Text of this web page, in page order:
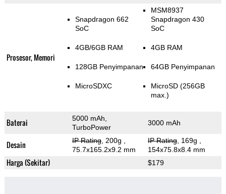
Prosesor, Memori
Snapdragon 662
SoC
4GB/6GB RAM
128GB Penyimpanan
MicroSDXC
MSM8937
Snapdragon 430
SoC
4GB RAM
64GB Penyimpanan
MicroSD (256GB
max.)
Baterai
5000 mAh,
TurboPower
3000 mAh
Desain IP Rating, 200g
75.7x165.2x9.2 mm
IP Rating, 169g
154x75.8x8.4 mm
Harga (Sekitar) $179